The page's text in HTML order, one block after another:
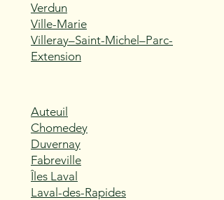
Verdun
Ville-Marie
Villeray–Saint-Michel–Parc-
Extension
Auteuil
Chomedey
Duvernay
Fabreville
Îles Laval
Laval-des-Rapides